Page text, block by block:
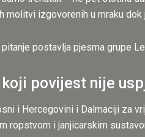
molitvi izgovorenih u mraku
postavlja pjesma grupe
povijest nije
i Hercegovini i Dalmaciji za
ropstvom i janjicarskim